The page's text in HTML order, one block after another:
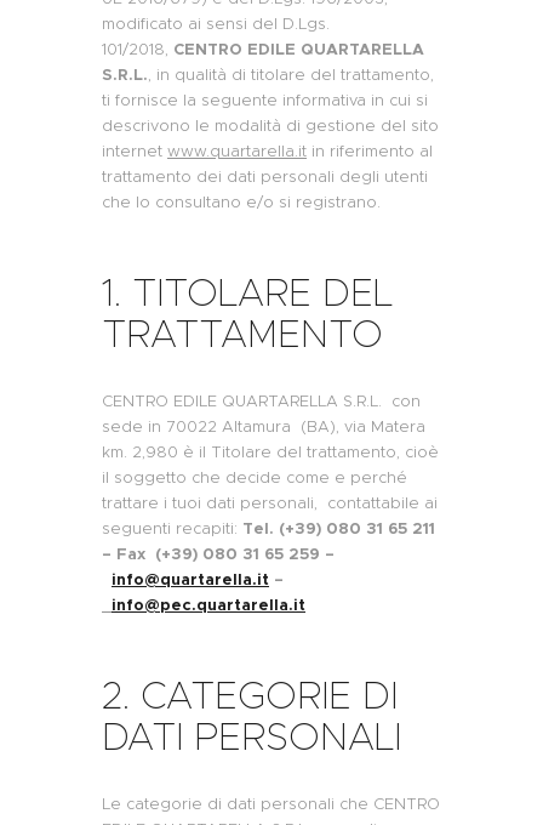
modificato ai sensi del D.Lgs.
101/2018, CENTRO EDILE QUARTARELLA
S.R.L., in qualità di titolare del trattamento,
ti fornisce la seguente informativa in cui si
descrivono le modalità di gestione del sito
internet www.quartarella.it in riferimento al
trattamento dei dati personali degli utenti
che lo consultano e/o si registrano.
1. TITOLARE DEL
TRATTAMENTO
CENTRO EDILE QUARTARELLA S.R.L. con
sede in 70022 Altamura (BA), via Matera
km. 2,980 è il Titolare del trattamento, cioè
il soggetto che decide come e perché
trattare i tuoi dati personali, contattabile ai
seguenti recapiti: Tel. (+39) 080 31 65 211
– Fax (+39) 080 31 65 259 –
info@quartarella.it –
info@pec.quartarella.it
2. CATEGORIE DI
DATI PERSONALI
Le categorie di dati personali che CENTRO